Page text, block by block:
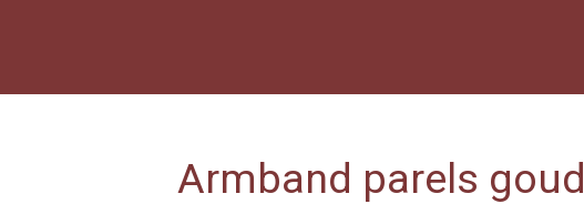
Armband parels goud